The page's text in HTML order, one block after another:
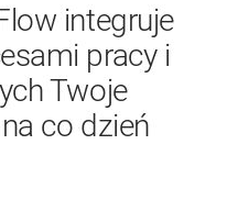
integruje
pracy i
Twoje
co dzień